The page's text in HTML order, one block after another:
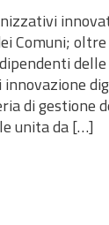
Comuni;
di gestione
unita da […]